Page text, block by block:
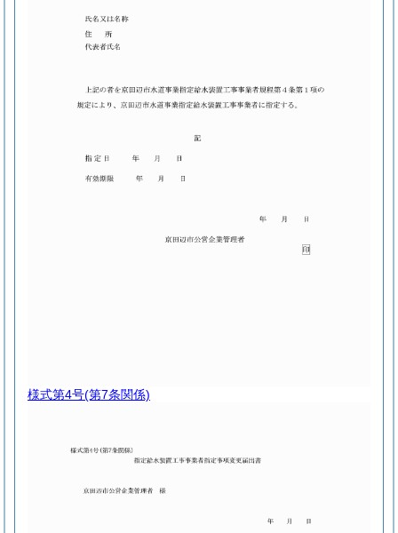
様式第4号(第7条関係)